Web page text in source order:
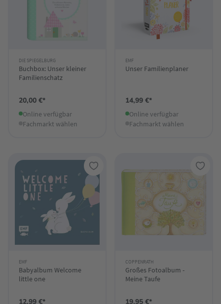
DIE SPIEGELBURG
Buchbox: Unser kleiner
Familienschatz
20,00 €*
Online verfügbar
Fachmarkt wählen
EMF
Unser Familienplaner
14,99 €*
Online verfügbar
Fachmarkt wählen
EMF
Babyalbum Welcome
little one
12,99 €*
COPPENRATH
Großes Fotoalbum -
Meine Taufe
19,95 €*